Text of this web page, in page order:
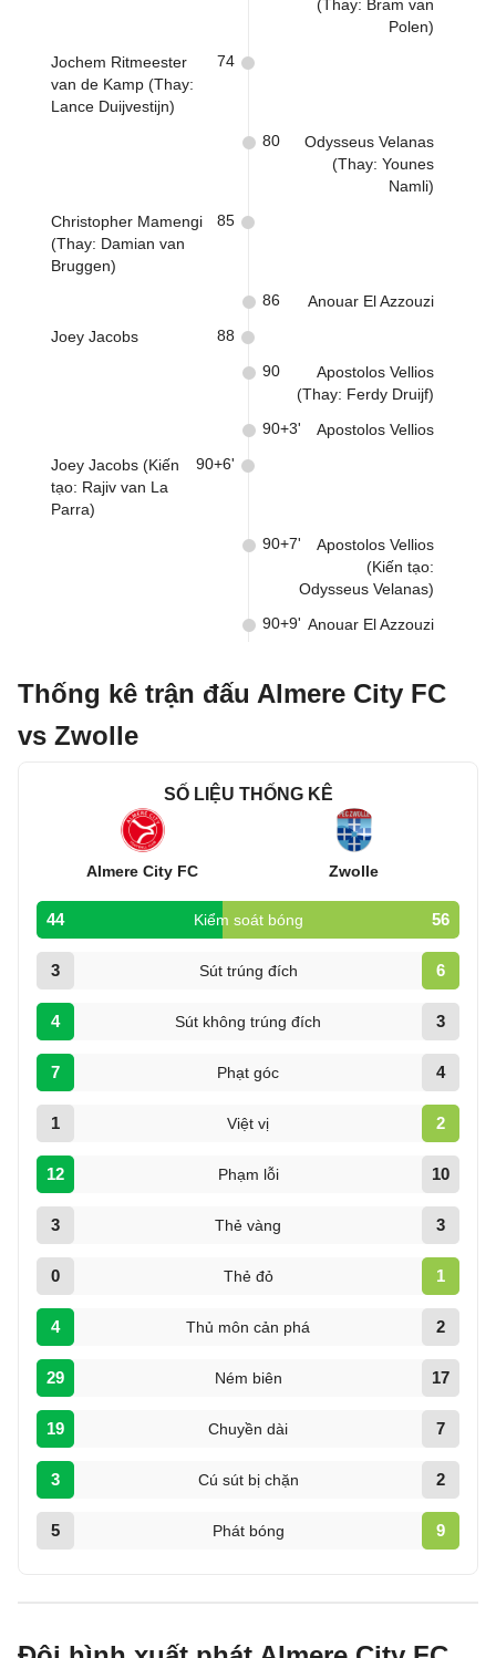
(Thay: Bram van
Polen)
Jochem Ritmeester
van de Kamp (Thay:
Lance Duijvestijn)
74
Odysseus Velanas
(Thay: Younes
Namli)
80
Christopher Mamengi
(Thay: Damian van
Bruggen)
85
Anouar El Azzouzi
86
Joey Jacobs 88
Apostolos Vellios
(Thay: Ferdy Druijf)
90
Apostolos Vellios
90+3'
Joey Jacobs (Kiến
tạo: Rajiv van La
Parra)
90+6'
Apostolos Vellios
(Kiến tạo:
Odysseus Velanas)
90+7'
Anouar El Azzouzi
90+9'
Thống kê trận đấu Almere City FC
vs Zwolle
SỐ LIỆU THỐNG KÊ
Almere City FC Zwolle
44 Kiểm soát bóng 56
3 Sút trúng đích 6
4 Sút không trúng đích 3
7 Phạt góc 4
1 Việt vị 2
12 Phạm lỗi 10
3 Thẻ vàng 3
0 Thẻ đỏ 1
4 Thủ môn cản phá 2
29 Ném biên 17
19 Chuyền dài 7
3 Cú sút bị chặn 2
5 Phát bóng 9